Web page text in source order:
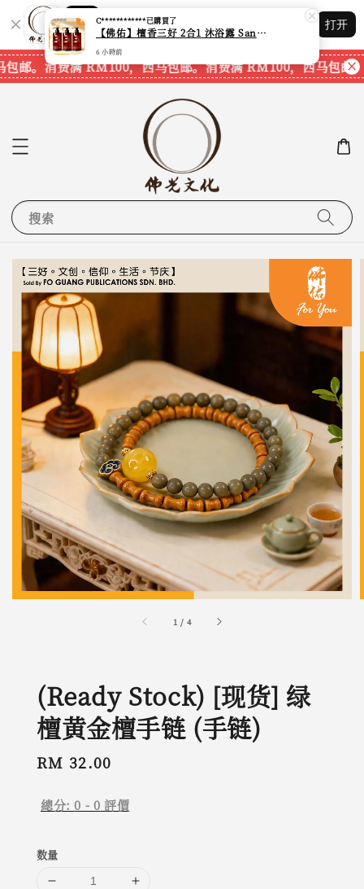
Shopping: 追踪您的订单
您信赖的商店
打开
邮。 消费满 RM100，西马包邮。消费满 RM100，西马包邮。
搜索
1 / 4
(Ready Stock) [现货] 绿
檀黄金檀手链 (手链)
Regular
RM 32.00
總分:0 - 0 評價
数量
C************已購買了
【佛佑】檀香三好 2合1 沐浴露 Sandalwood Hair&Body Shampoo【1套3支】【750ml一支】【现货速发】
6 小時前